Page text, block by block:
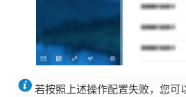
若按照上述操作配置失败，您可